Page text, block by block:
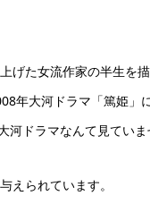
げた女流作家の半生を描
年大河ドラマ「篤姫」
ドラマなんて見ていま
えられています。